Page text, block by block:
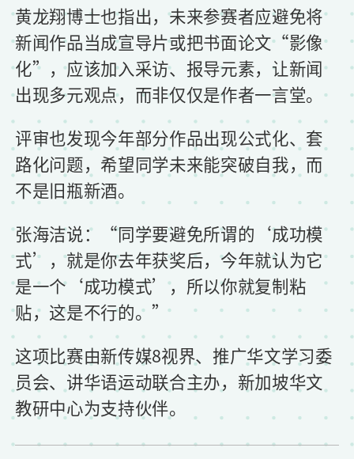
黄龙翔博士也指出，未来参赛者应避免将
新闻作品当成宣导片或把书面论文“影像
化”，应该加入采访、报导元素，让新闻
出现多元观点，而非仅仅是作者一言堂。
评审也发现今年部分作品出现公式化、套
路化问题，希望同学未来能突破自我，而
不是旧瓶新酒。
张海洁说：“同学要避免所谓的‘成功模
式’，就是你去年获奖后，今年就认为它
是一个‘成功模式’，所以你就复制粘
贴，这是不行的。”
这项比赛由新传媒8视界、推广华文学习委
员会、讲华语运动联合主办，新加坡华文
教研中心为支持伙伴。